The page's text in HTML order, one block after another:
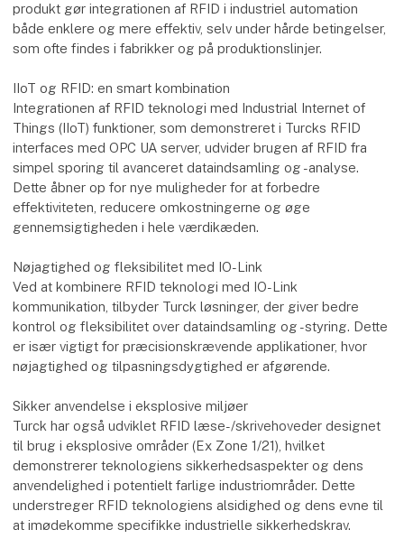
produkt gør integrationen af RFID i industriel automation
både enklere og mere effektiv, selv under hårde betingelser,
som ofte findes i fabrikker og på produktionslinjer.
IIoT og RFID: en smart kombination
Integrationen af RFID teknologi med Industrial Internet of
Things (IIoT) funktioner, som demonstreret i Turcks RFID
interfaces med OPC UA server, udvider brugen af RFID fra
simpel sporing til avanceret dataindsamling og -analyse.
Dette åbner op for nye muligheder for at forbedre
effektiviteten, reducere omkostningerne og øge
gennemsigtigheden i hele værdikæden.
Nøjagtighed og fleksibilitet med IO-Link
Ved at kombinere RFID teknologi med IO-Link
kommunikation, tilbyder Turck løsninger, der giver bedre
kontrol og fleksibilitet over dataindsamling og -styring. Dette
er især vigtigt for præcisionskrævende applikationer, hvor
nøjagtighed og tilpasningsdygtighed er afgørende.
Sikker anvendelse i eksplosive miljøer
Turck har også udviklet RFID læse-/skrivehoveder designet
til brug i eksplosive områder (Ex Zone 1/21), hvilket
demonstrerer teknologiens sikkerhedsaspekter og dens
anvendelighed i potentielt farlige industriområder. Dette
understreger RFID teknologiens alsidighed og dens evne til
at imødekomme specifikke industrielle sikkerhedskrav.